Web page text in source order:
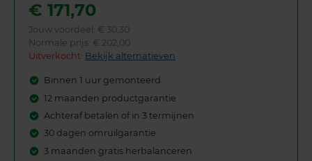
€ 171,70
Jouw voordeel: € 30,30
Normale prijs: € 202,00
Uitverkocht: Bekijk alternatieven
Binnen 1 uur gemonteerd
12 maanden productgarantie
Achteraf betalen of in 3 termijnen
30 dagen omruilgarantie
3 maanden gratis herbalanceren